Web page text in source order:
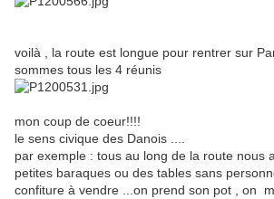
voilà , la route est longue pour rentrer sur
sommes tous les 4 réunis
mon coup de coeur!!!!
le sens civique des Danois ....
par exemple : tous au long de la route nous
petites baraques ou des tables sans
confiture à vendre ...on prend son pot , on